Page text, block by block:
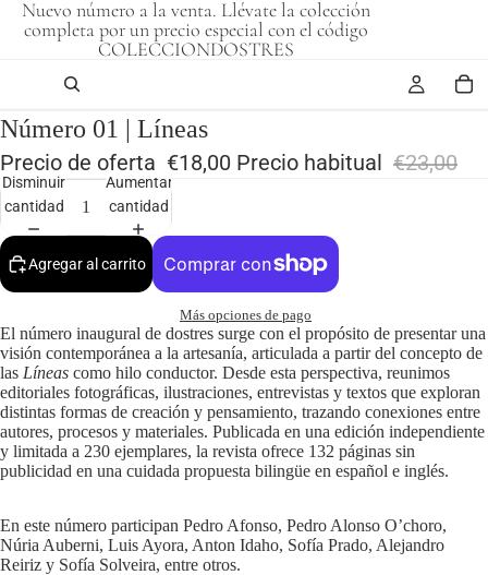
Nuevo número a la venta. Llévate la colección
completa por un precio especial con el código
COLECCIONDOSTRES
Número 01 | Líneas
Precio de oferta €18,00 Precio habitual €23,00
Disminuir
cantidad
Aumentar
cantidad
Agregar al carrito
Más opciones de pago
El número inaugural de dostres surge con el propósito de presentar una
visión contemporánea a la artesanía, articulada a partir del concepto de
las Líneas como hilo conductor. Desde esta perspectiva, reunimos
editoriales fotográficas, ilustraciones, entrevistas y textos que exploran
distintas formas de creación y pensamiento, trazando conexiones entre
autores, procesos y materiales. Publicada en una edición independiente
y limitada a 230 ejemplares, la revista ofrece 132 páginas sin
publicidad en una cuidada propuesta bilingüe en español e inglés.
En este número participan Pedro Afonso, Pedro Alonso O’choro,
Núria Auberni, Luis Ayora, Anton Idaho, Sofía Prado, Alejandro
Reiriz y Sofía Solveira, entre otros.